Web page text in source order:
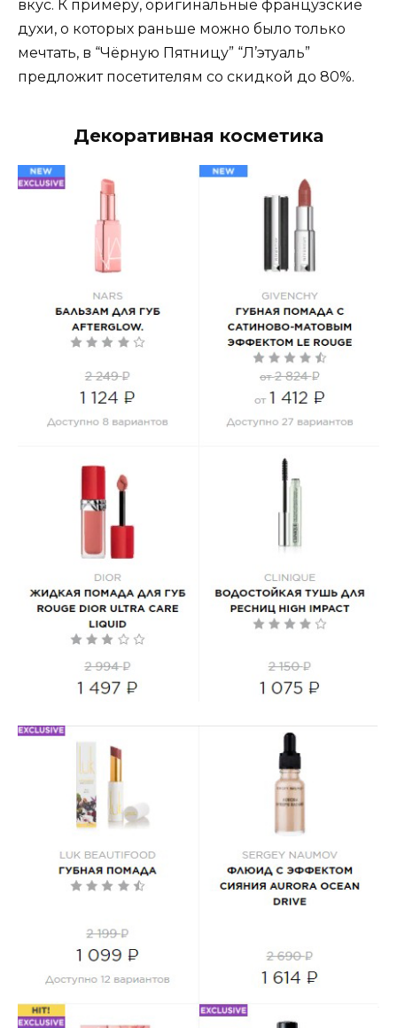
вкус. К примеру, оригинальные французские
духи, о которых раньше можно было только
мечтать, в “Чёрную Пятницу” “Л’этуаль”
предложит посетителям со скидкой до 80%.
Декоративная косметика